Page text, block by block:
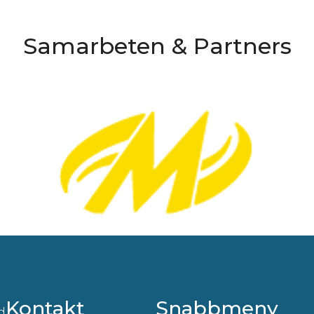
Samarbeten & Partners
Kontakt Snabbmeny